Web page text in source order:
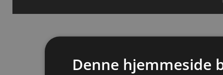
Denne hjemmeside